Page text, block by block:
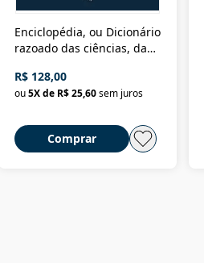
Enciclopédia, ou Dicionário
razoado das ciências, das
Civilização material
R$ 128,00
ou5X de R$ 25,60sem juros
Comprar